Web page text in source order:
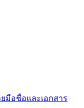
มือชื่อและเอกสาร